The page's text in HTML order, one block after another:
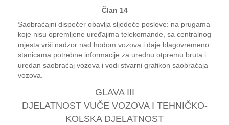
Član 14
Saobraćajni dispečer obavlja sljedeće poslove: na prugama
koje nisu opremljene uređajima telekomande, sa centralnog
mjesta vrši nadzor nad hodom vozova i daje blagovremeno
stanicama potrebne informacije za urednu otpremu bruta i
uredan saobraćaj vozova i vodi stvarni grafikon saobraćaja
vozova.
GLAVA III
DJELATNOST VUČE VOZOVA I TEHNIČKO-
KOLSKA DJELATNOST